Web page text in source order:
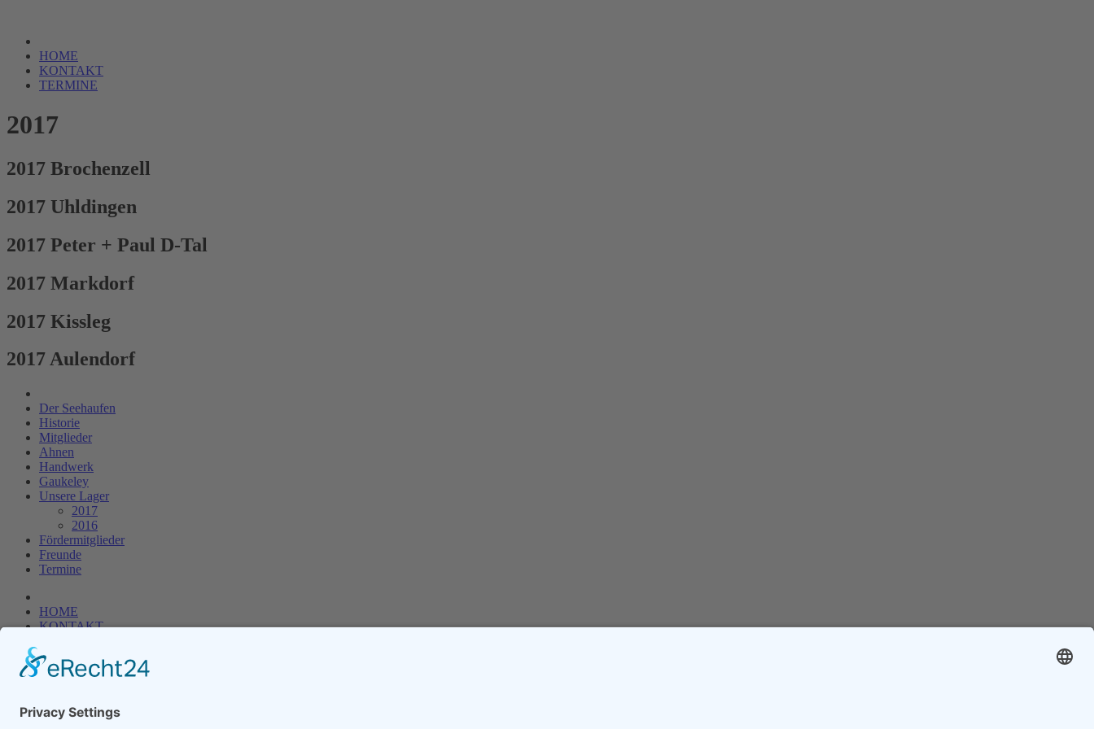
HOME
KONTAKT
TERMINE
2017
2017 Brochenzell
2017 Uhldingen
2017 Peter + Paul D-Tal
2017 Markdorf
2017 Kissleg
2017 Aulendorf
Der Seehaufen
Historie
Mitglieder
Ahnen
Handwerk
Gaukeley
Unsere Lager
2017
2016
Fördermitglieder
Freunde
Termine
HOME
KONTAKT
DATENSCHUTZ